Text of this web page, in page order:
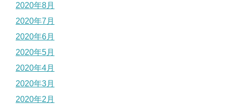
2020年8月
2020年7月
2020年6月
2020年5月
2020年4月
2020年3月
2020年2月